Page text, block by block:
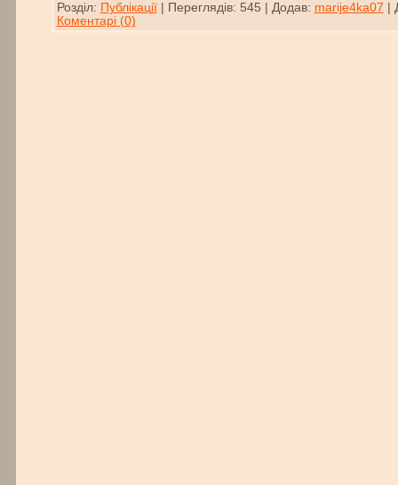
Розділ: Публікації| Переглядів: 545 Додав: marije4ka07
Коментарі (0)